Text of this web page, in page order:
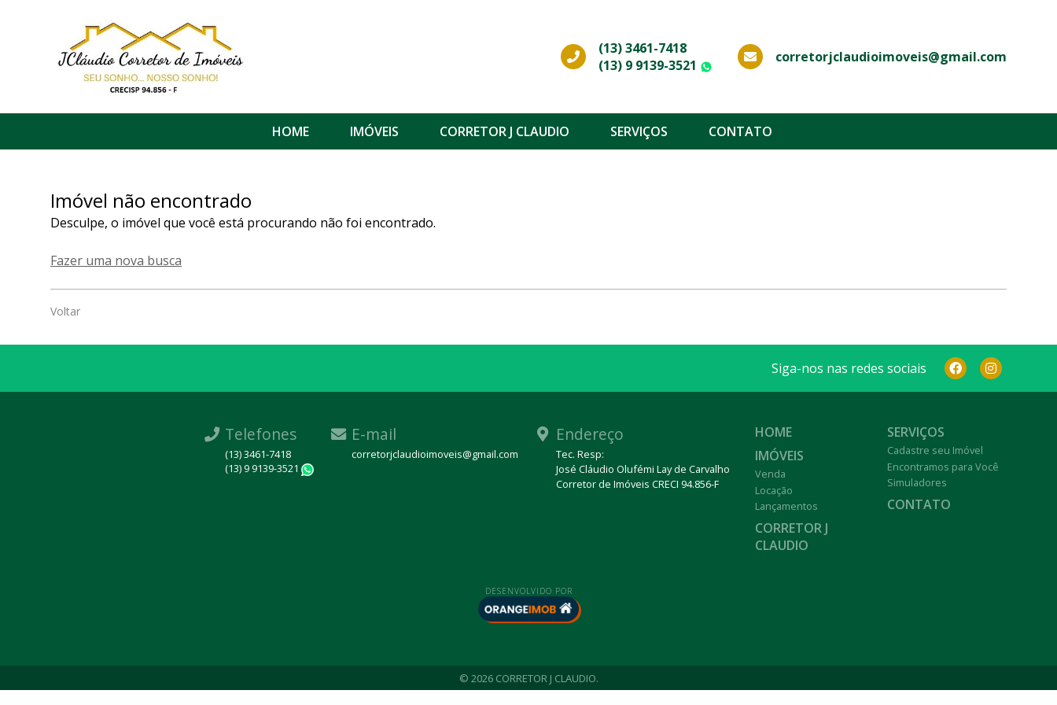
(13) 3461-7418
(13) 9 9139-3521
WhatsApp
corretorjclaudioimoveis@gmail.com
HOME IMÓVEIS CORRETOR J CLAUDIO SERVIÇOS CONTATO
Imóvel não encontrado
Desculpe, o imóvel que você está procurando não foi encontrado.
Fazer uma nova busca
Voltar
Siga-nos nas redes sociais
Telefones
(13) 3461-7418
(13) 9 9139-3521
E-mail
corretorjclaudioimoveis@gmail.com
Endereço
Tec. Resp:
José Cláudio Olufémi Lay de Carvalho
Corretor de Imóveis CRECI 94.856-F
HOME
IMÓVEIS
Venda
Locação
Lançamentos
CORRETOR J
CLAUDIO
SERVIÇOS
Cadastre seu Imóvel
Encontramos para Você
Simuladores
CONTATO
DESENVOLVIDO POR
© 2026 CORRETOR J CLAUDIO.